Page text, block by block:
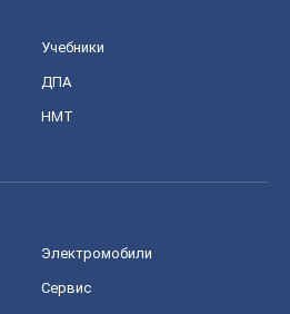
Учебники
ДПА
НМТ
Электромобили
Сервис